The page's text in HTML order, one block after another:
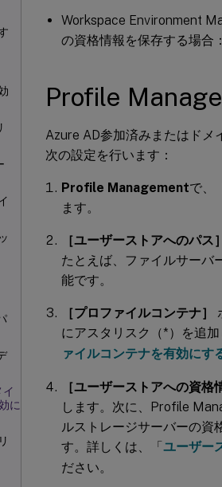
に
Workspace Environment
の資格情報を保存する場合
Profile
Azure AD参加済みまたはドメ
次の設定を行います：
Profile Managementで、
ます。
［ユーザーストアへのパス］
たとえば、ファイルサーバ
能です。
［プロファイルコンテナ］
にアスタリスク（*）を追
ァイルコンテナを有効にす
［ユーザーストアへの資格
します。次に、Profile
ルストレージサーバーの資
す。詳しくは、「ユーザー
ださい。